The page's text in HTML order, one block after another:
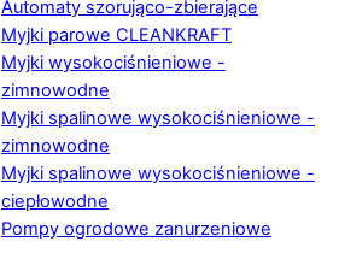
Automaty szorująco-zbierające
Myjki parowe CLEANKRAFT
Myjki wysokociśnieniowe -
zimnowodne
Myjki spalinowe wysokociśnieniowe -
zimnowodne
Myjki spalinowe wysokociśnieniowe -
ciepłowodne
Pompy ogrodowe zanurzeniowe